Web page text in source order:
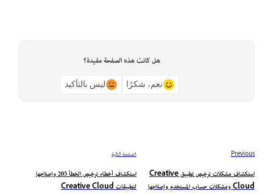
هل كانت هذه الصفحة مفيدة؟
نعم، شكرًا ليس بالتأكيد
Previous
استكشاف مشكلات ترخيص تطبيق Creative
Cloud ومشكلات حساب المستخدم وإصلاحها
الصفحة التالية
استكشاف أخطاء ترخيص الخطأ 205 وإصلاحها
لتطبيقات Creative Cloud